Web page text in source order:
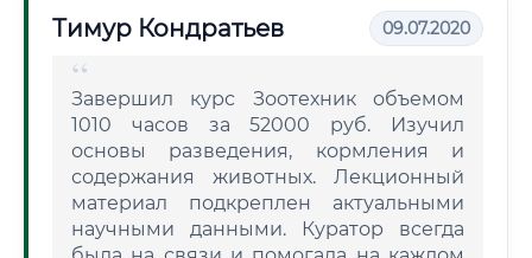
Тимур Кондратьев 09.07.2020
Завершил курс Зоотехник объемом
1010 часов за 52000 руб. Изучил
основы разведения, кормления и
содержания животных. Лекционный
материал подкреплен актуальными
научными данными. Куратор всегда